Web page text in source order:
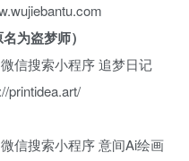
为盗梦师）
信搜索小程序 追梦日记
printidea.art/
信搜索小程序 意间Ai绘画